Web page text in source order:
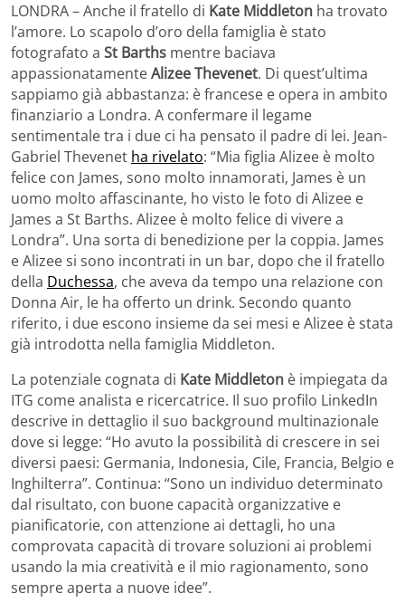
LONDRA – Anche il fratello di Kate Middleton ha trovato
l’amore. Lo scapolo d’oro della famiglia è stato
fotografato a St Barths mentre baciava
appassionatamenteAlizee Thevenet. Di quest’ultima
sappiamo già abbastanza: è francese e opera in ambito
finanziario a Londra. A confermare il legame
sentimentale tra i due ci ha pensato il padre di lei. Jean-
Gabriel Thevenet ha rivelato: “Mia figlia Alizee è molto
felice con James, sono molto innamorati, James è un
uomo molto affascinante, ho visto le foto di Alizee e
James a St Barths. Alizee è molto felice di vivere a
Londra”. Una sorta di benedizione per la coppia. James
e Alizee si sono incontrati in un bar, dopo che il fratello
della Duchessa, che aveva da tempo una relazione con
Donna Air, le ha offerto un drink. Secondo quanto
riferito, i due escono insieme da sei mesi e Alizee è stata
già introdotta nella famiglia Middleton.
La potenziale cognata di Kate Middleton è impiegata da
ITG come analista e ricercatrice. Il suo profilo LinkedIn
descrive in dettaglio il suo background multinazionale
dove si legge: “Ho avuto la possibilità di crescere in sei
diversi paesi: Germania, Indonesia, Cile, Francia, Belgio e
Inghilterra”. Continua: “Sono un individuo determinato
dal risultato, con buone capacità organizzative e
pianificatorie, con attenzione ai dettagli, ho una
comprovata capacità di trovare soluzioni ai problemi
usando la mia creatività e il mio ragionamento, sono
sempre aperta a nuove idee”.